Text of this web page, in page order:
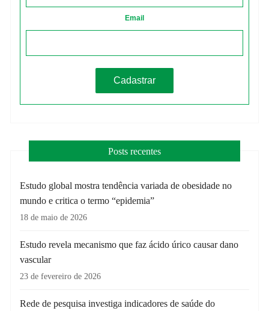
Email
Posts recentes
Estudo global mostra tendência variada de obesidade no
mundo e critica o termo “epidemia”
18 de maio de 2026
Estudo revela mecanismo que faz ácido úrico causar dano
vascular
23 de fevereiro de 2026
Rede de pesquisa investiga indicadores de saúde do